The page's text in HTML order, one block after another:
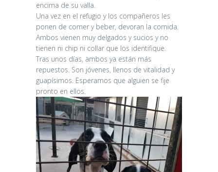
encima de su valla.
Una vez en el refugio y los compañeros les
ponen de comer y beber, devoran la comida.
Ambos vienen muy delgados y sucios y no
tienen ni chip ni collar que los identifique.
Tras unos días, ambos ya están más
repuestos. Son jóvenes, llenos de vitalidad y
guapísimos. Esperamos que alguien se fije
pronto en ellos.